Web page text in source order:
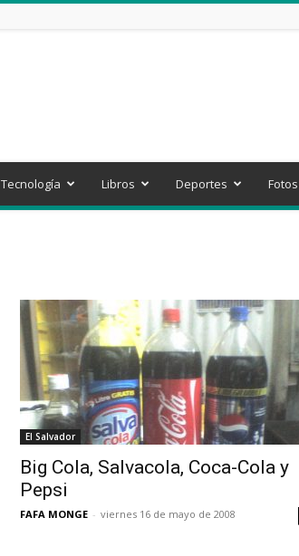
Tecnología Libros Deportes Fotos
El Salvador
Big Cola, Salvacola, Coca-Cola y
Pepsi
FAFA MONGE - viernes 16 de mayo de 2008